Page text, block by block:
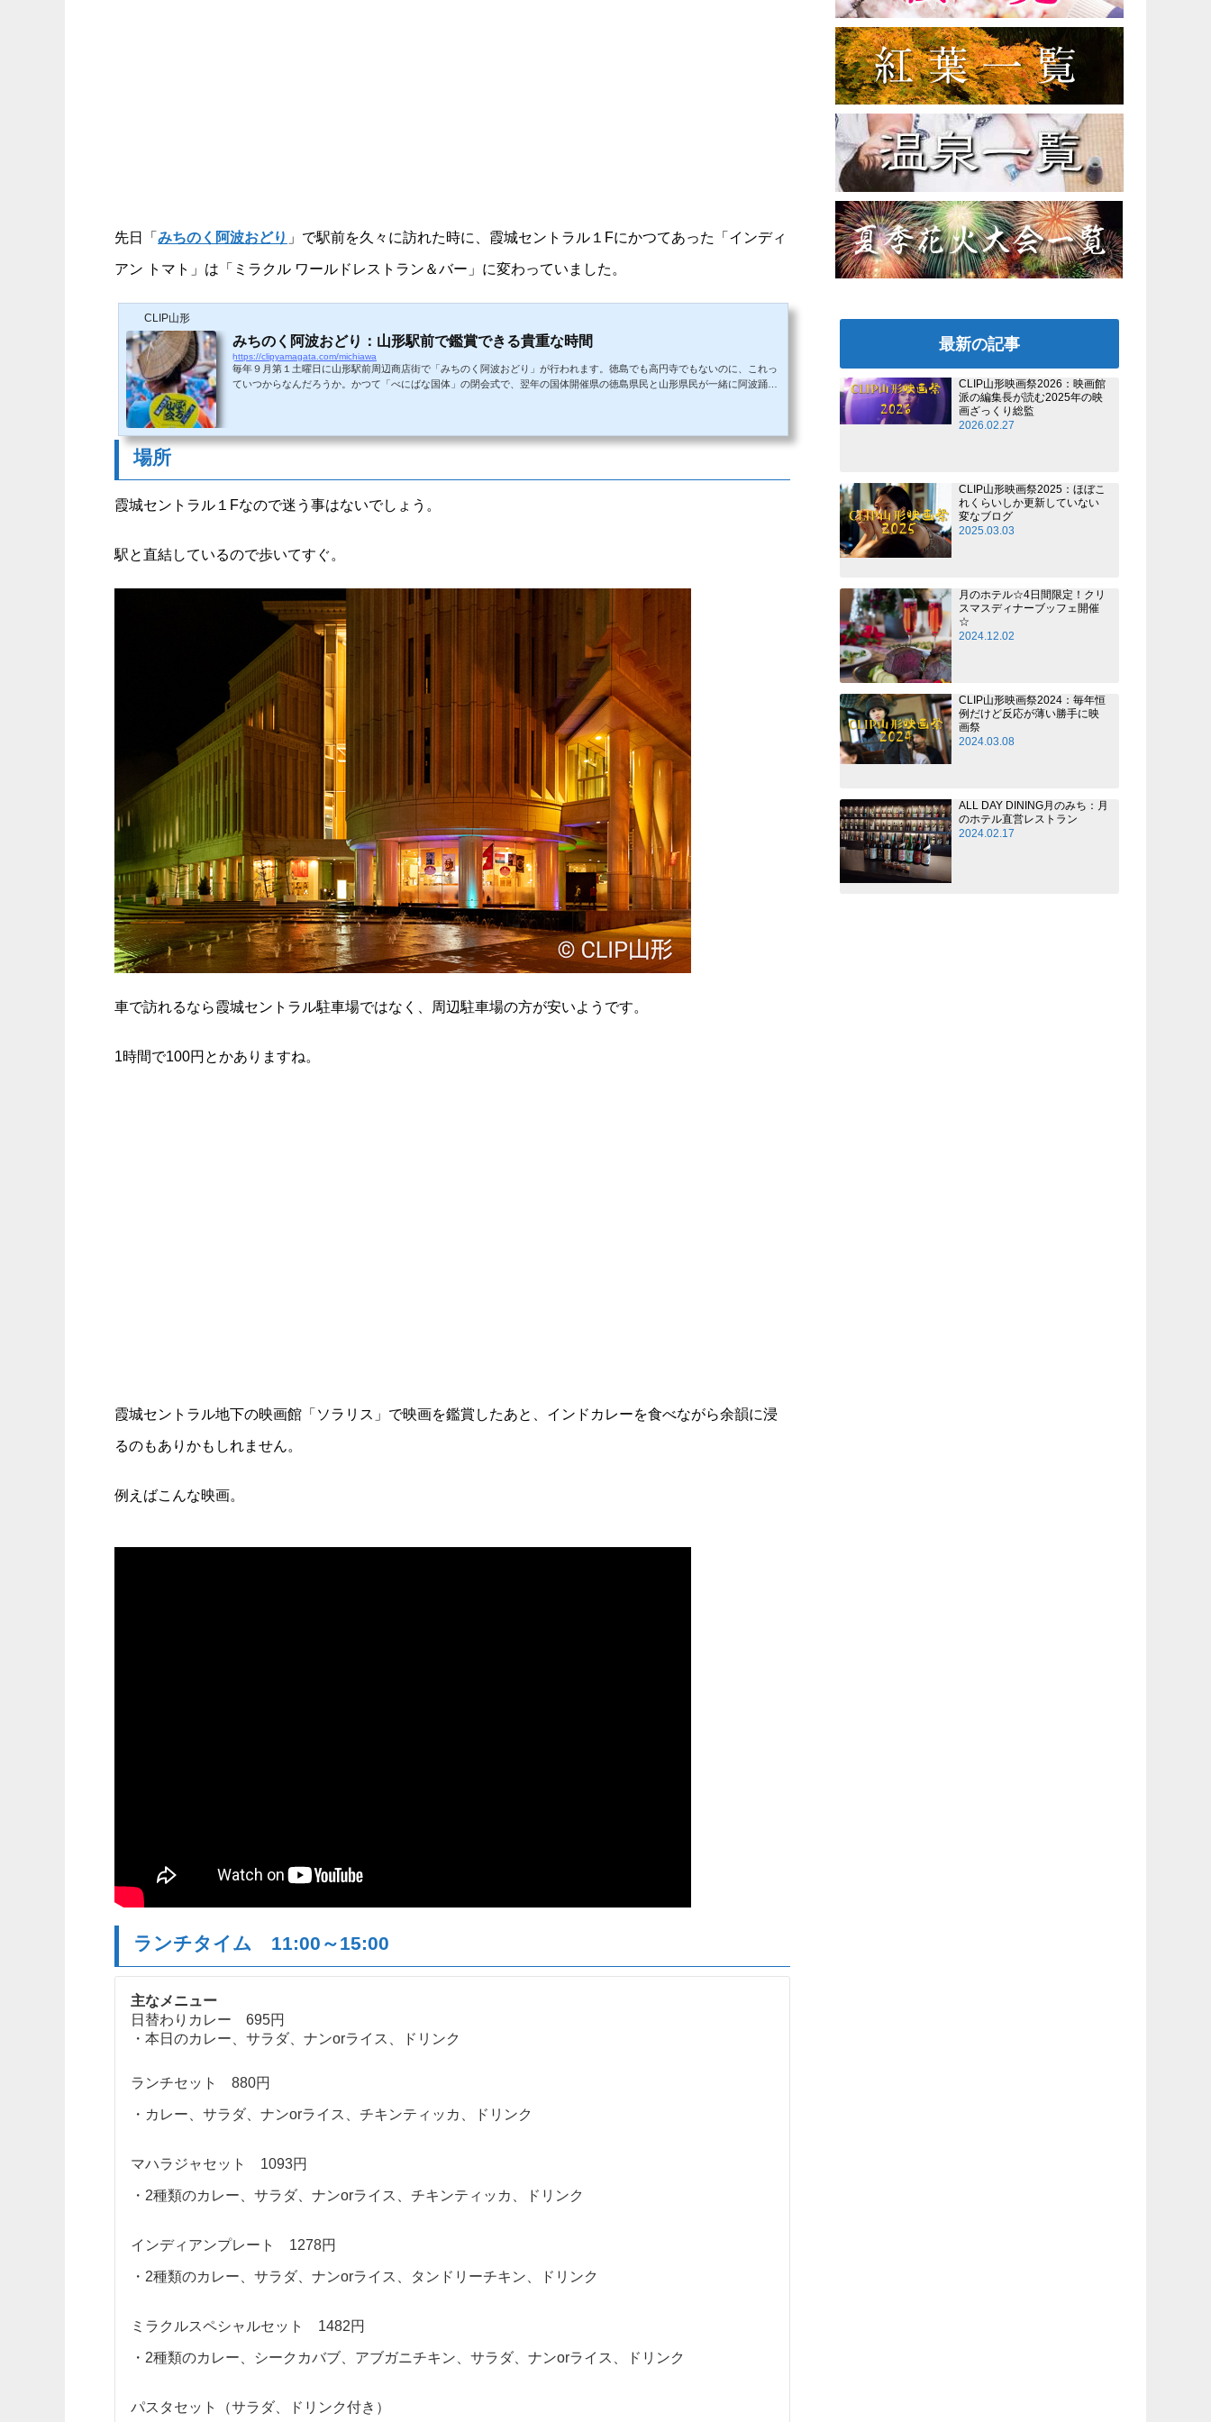
先日「 みちのく阿波おどり 」で駅前を久々に訪れた時に、霞城セントラル１Fにかつてあった「インディ
アン トマト」は「ミラクル ワールドレストラン＆バー」に変わっていました。
CLIP山形
みちのく阿波おどり：山形駅前で鑑賞できる貴重な時間
https://clipyamagata.com/michiawa
毎年９月第１土曜日に山形駅前周辺商店街で「みちのく阿波おどり」が行われます。徳島でも高円寺でもないのに、これっ
ていつからなんだろうか。かつて「べにばな国体」の閉会式で、翌年の国体開催県の徳島県民と山形県民が一緒に阿波踊り
場所
霞城セントラル１Fなので迷う事はないでしょう。
駅と直結しているので歩いてすぐ。
車で訪れるなら霞城セントラル駐車場ではなく、周辺駐車場の方が安いようです。
1時間で100円とかありますね。
霞城セントラル地下の映画館「ソラリス」で映画を鑑賞したあと、インドカレーを食べながら余韻に浸
るのもありかもしれません。
例えばこんな映画。
ランチタイム 11:00～15:00
主なメニュー
日替わりカレー 695円
・本日のカレー、サラダ、ナンorライス、ドリンク
ランチセット 880円
・カレー、サラダ、ナンorライス、チキンティッカ、ドリンク
マハラジャセット 1093円
・2種類のカレー、サラダ、ナンorライス、チキンティッカ、ドリンク
インディアンプレート 1278円
・2種類のカレー、サラダ、ナンorライス、タンドリーチキン、ドリンク
ミラクルスペシャルセット 1482円
・2種類のカレー、シークカバブ、アブガニチキン、サラダ、ナンorライス、ドリンク
パスタセット（サラダ、ドリンク付き）
最新の記事
CLIP山形映画祭2026：映画館
派の編集長が読む2025年の映
画ざっくり総監
2026.02.27
CLIP山形映画祭2025：ほぼこ
れくらいしか更新していない
変なブログ
2025.03.03
月のホテル☆4日間限定！クリ
スマスディナーブッフェ開催
☆
2024.12.02
CLIP山形映画祭2024：毎年恒
例だけど反応が薄い勝手に映
画祭
2024.03.08
ALL DAY DINING月のみち：月
のホテル直営レストラン
2024.02.17